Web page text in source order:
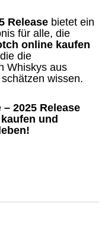
Release bietet ein
für alle, die
online kaufen
die
Whiskys aus
wissen.
2025 Release
und